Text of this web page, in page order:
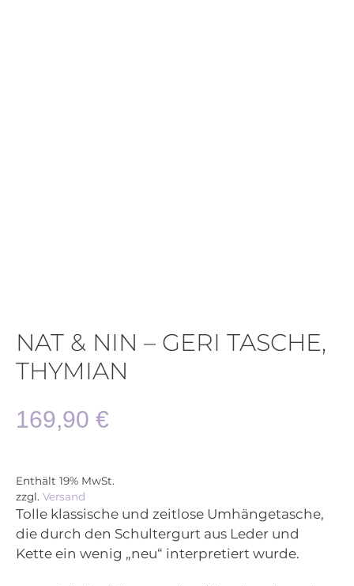
NAT & NIN – GERI TASCHE,
THYMIAN
169,90 €
Enthält 19% MwSt.
zzgl. Versand
Tolle klassische und zeitlose Umhängetasche,
die durch den Schultergurt aus Leder und
Kette ein wenig „neu“ interpretiert wurde.